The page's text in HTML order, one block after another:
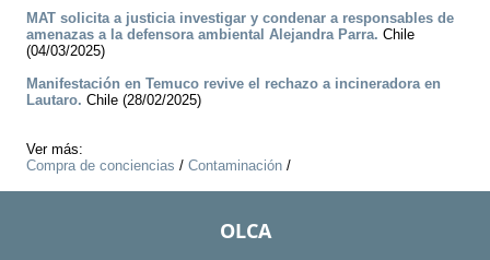
MAT solicita a justicia investigar y condenar a responsables de
amenazas a la defensora ambiental Alejandra Parra. Chile
(04/03/2025)
Manifestación en Temuco revive el rechazo a incineradora en
Lautaro. Chile (28/02/2025)
Ver más:
Compra de conciencias / Contaminación /
OLCA